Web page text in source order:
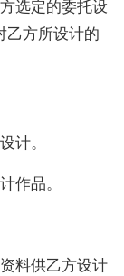
选定的委托设
乙方所设计的
计。
作品。
料供乙方设计